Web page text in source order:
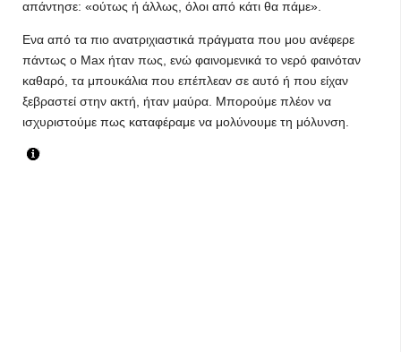
απάντησε: «ούτως ή άλλως, όλοι από κάτι θα πάμε».
Ενα από τα πιο ανατριχιαστικά πράγματα που μου ανέφερε
πάντως ο Max ήταν πως, ενώ φαινομενικά το νερό φαινόταν
καθαρό, τα μπουκάλια που επέπλεαν σε αυτό ή που είχαν
ξεβραστεί στην ακτή, ήταν μαύρα. Μπορούμε πλέον να
ισχυριστούμε πως καταφέραμε να μολύνουμε τη μόλυνση.